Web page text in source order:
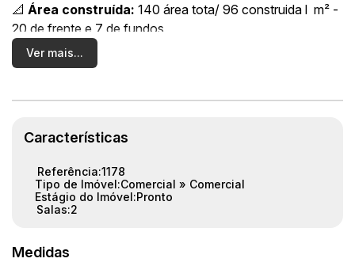
📐 Área construída: 140 área tota/ 96 construida l m² -
20 de frente e 7 de fundos
📍Localização estratégica
🚶‍♂️ Grande circulação de pessoas e veículos
investimento para locação
Um ponto comercial com
desenvolvimento.
Valor de venda:R$ 700.000,00
visita.
Ver mais...
Características
Referência:1178
Tipo de Imóvel:Comercial » Comercial
Estágio do Imóvel:Pronto
Salas:2
Medidas